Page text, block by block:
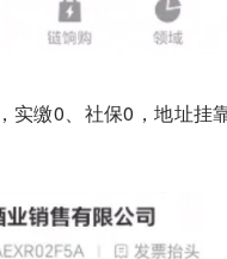
实缴0、社保0，地址挂